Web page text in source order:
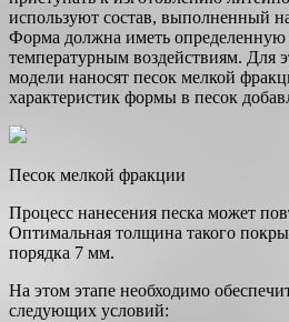
используют состав, выполненный
Форма должна иметь определенную
температурным воздействиям. Для
модели наносят песок мелкой
характеристик формы в песок
Песок мелкой фракции
Процесс нанесения песка может
Оптимальная толщина такого
порядка 7 мм.
На этом этапе необходимо
следующих условий: